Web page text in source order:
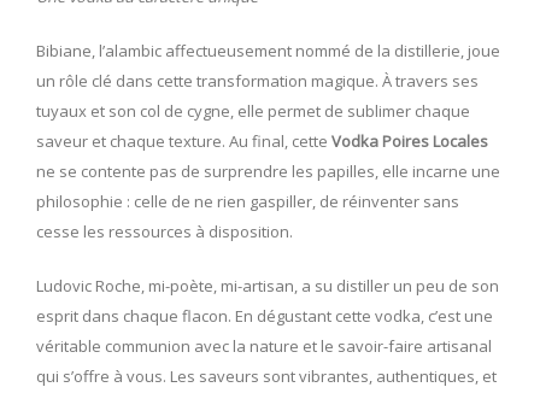
Bibiane, l’alambic affectueusement nommé de la distillerie, joue
un rôle clé dans cette transformation magique. À travers ses
tuyaux et son col de cygne, elle permet de sublimer chaque
saveur et chaque texture. Au final, cette Vodka Poires Locales
ne se contente pas de surprendre les papilles, elle incarne une
philosophie : celle de ne rien gaspiller, de réinventer sans
cesse les ressources à disposition.
Ludovic Roche, mi-poète, mi-artisan, a su distiller un peu de son
esprit dans chaque flacon. En dégustant cette vodka, c’est une
véritable communion avec la nature et le savoir-faire artisanal
qui s’offre à vous. Les saveurs sont vibrantes, authentiques, et